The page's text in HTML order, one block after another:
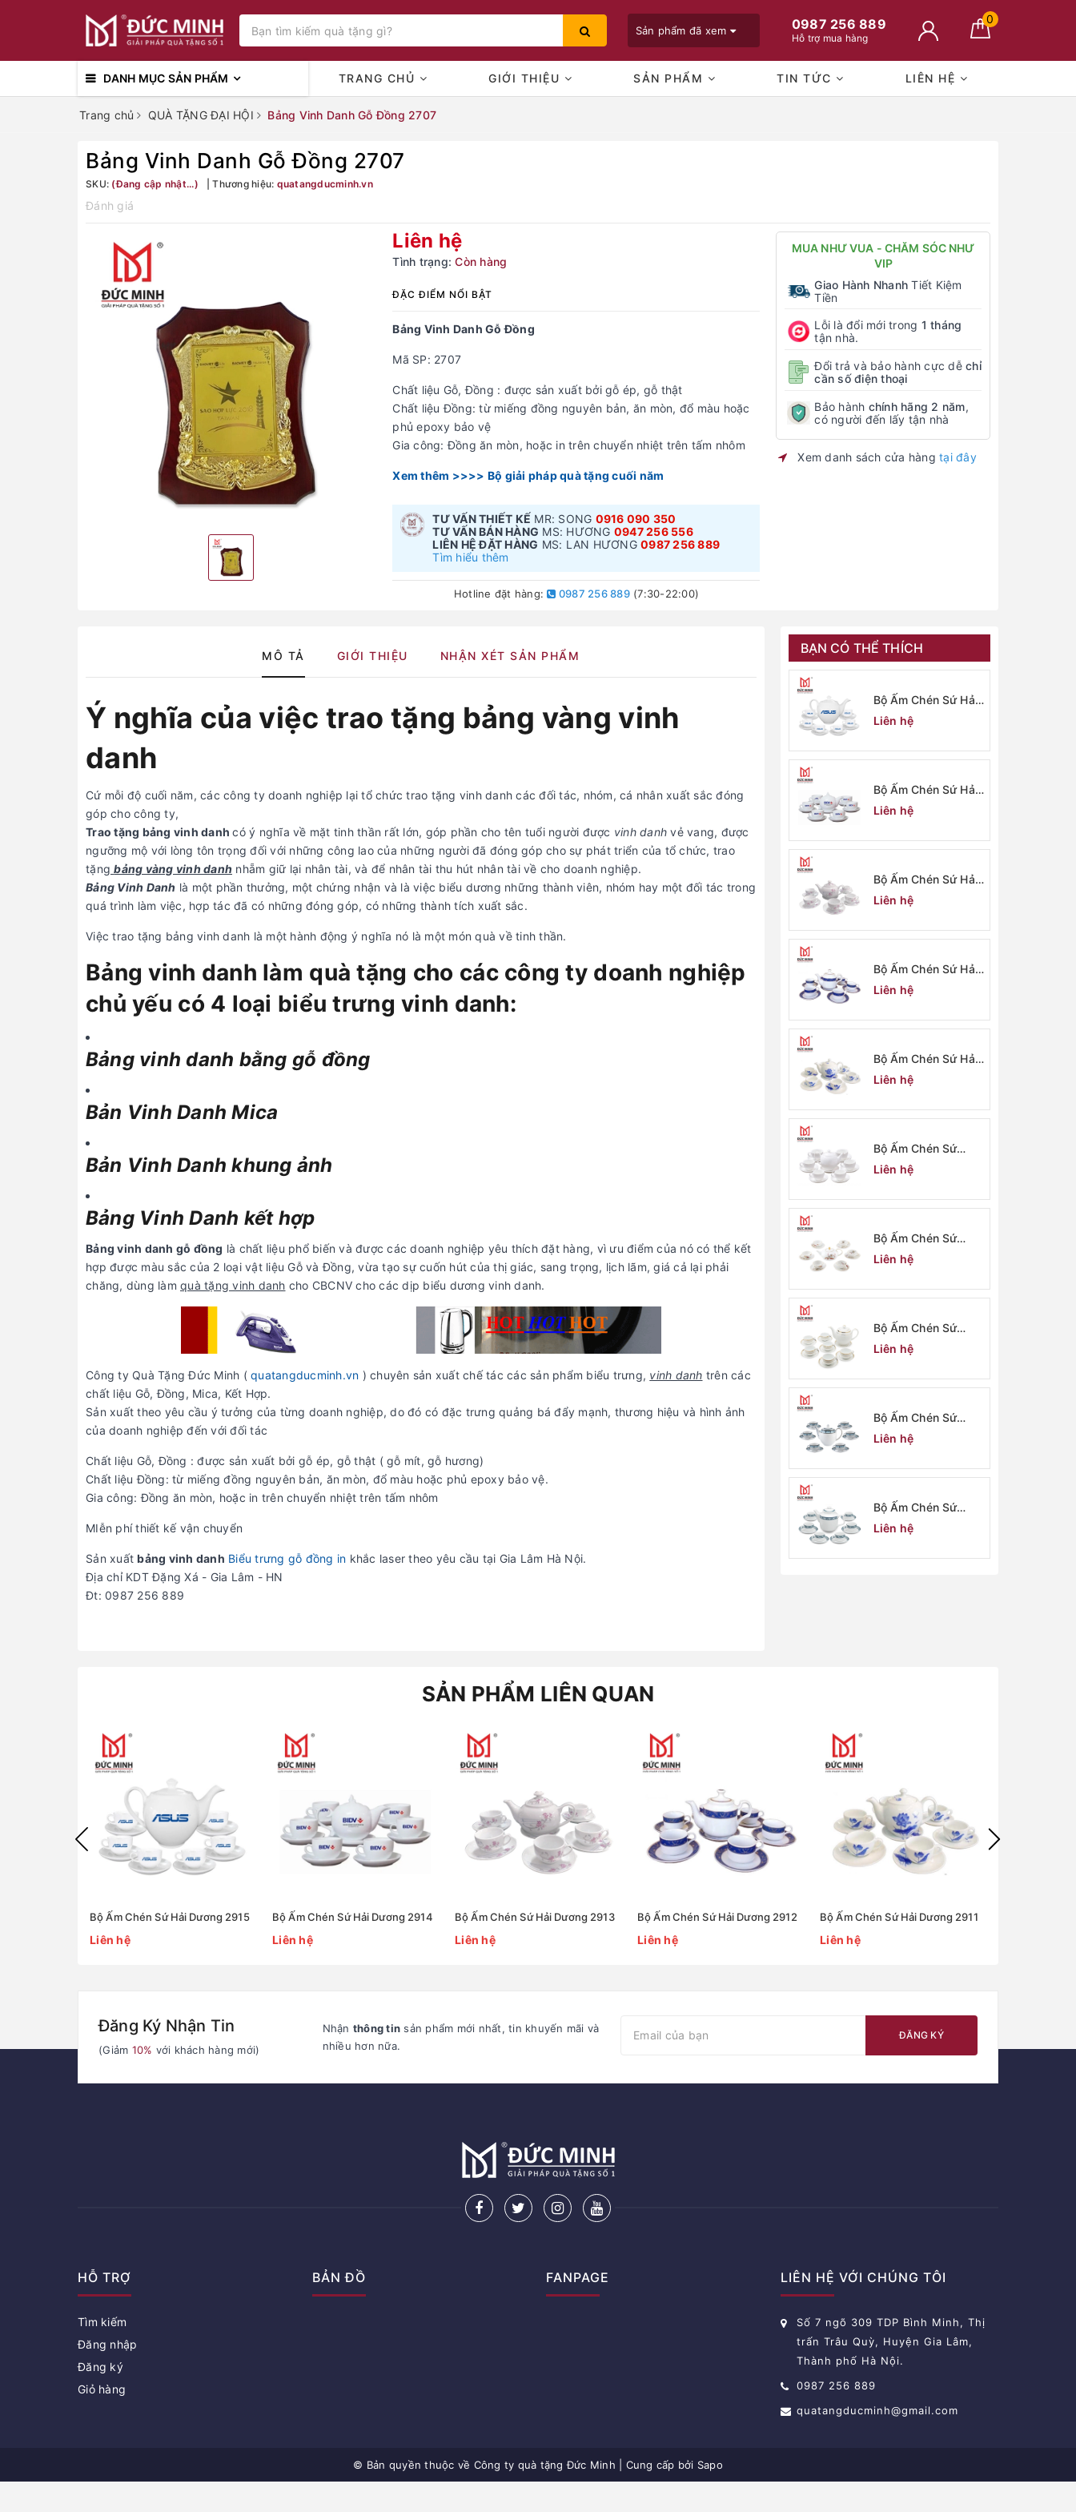
Sản phẩm đã xem 0987 256 889
Hỗ trợ mua hàng
0
DANH MỤC SẢN PHẨM TRANG CHỦ GIỚI THIỆU SẢN PHẨM TIN TỨC LIÊN HỆ
Trang chủ QUÀ TẶNG ĐẠI HỘI Bảng Vinh Danh Gỗ Đồng 2707
Bảng Vinh Danh Gỗ Đồng 2707
SKU: (Đang cập nhật...) Thương hiệu: quatangducminh.vn
Đánh giá
Liên hệ
Tình trạng: Còn hàng
ĐẶC ĐIỂM NỔI BẬT
Bảng Vinh Danh Gỗ Đồng
Mã SP: 2707
Chất liệu Gỗ, Đồng : được sản xuất bởi gỗ ép, gỗ thật
Chất liệu Đồng: từ miếng đồng nguyên bản, ăn mòn, đổ màu hoặc
phủ epoxy bảo vệ
Gia công: Đồng ăn mòn, hoặc in trên chuyển nhiệt trên tấm nhôm
Xem thêm >>>> Bộ giải pháp quà tặng cuối năm
TƯ VẤN THIẾT KẾ MR: SONG 0916 090 350
TƯ VẤN BÁN HÀNG MS: HƯƠNG 0947 256 556
LIÊN HỆ ĐẶT HÀNG MS: LAN HƯƠNG0987 256 889
Tìm hiểu thêm
Hotline đặt hàng: 0987 256 889(7:30-22:00)
MUA NHƯ VUA - CHĂM SÓC NHƯ
VIP
Giao Hành Nhanh Tiết Kiệm
Tiền
Lỗi là đổi mới trong 1 tháng
tận nhà.
Đổi trả và bảo hành cực dễchỉ
cần số điện thoại
Bảo hành chính hãng 2 năm,
có người đến lấy tận nhà
Xem danh sách cửa hàngtại đây
MÔ TẢ GIỚI THIỆU NHẬN XÉT SẢN PHẨM
Ý nghĩa của việc trao tặng bảng vàng vinh
danh
Cứ mỗi độ cuối năm, các công ty doanh nghiệp lại tổ chức trao tặng vinh danh các đối tác, nhóm, cá nhân xuất sắc đóng
góp cho công ty,
Trao tặng bảng vinh danhcó ý nghĩa về mặt tinh thần rất lớn, góp phần cho tên tuổi người được vinh danh vẻ vang, được
ngưỡng mộ với lòng tôn trọng đối với những công lao của những người đã đóng góp cho sự phát triển của tổ chức, trao
tặng bảng vàng vinh danh nhẵm giữ lại nhân tài, và để nhân tài thu hút nhân tài về cho doanh nghiệp.
Bảng Vinh Danh là một phần thưởng, một chứng nhận và là việc biểu dương những thành viên, nhóm hay một đối tác trong
quá trình làm việc, hợp tác đã có những đóng góp, có những thành tích xuất sắc.
Việc trao tặng bảng vinh danh là một hành động ý nghĩa nó là một món quà về tinh thần.
Bảng vinh danh làm quà tặng cho các công ty doanh nghiệp
chủ yếu có 4 loại biểu trưng vinh danh:
Bảng vinh danh bằng gỗ đồng
Bản Vinh Danh Mica
Bản Vinh Danh khung ảnh
Bảng Vinh Danh kết hợp
Bảng vinh danh gỗ đồng là chất liệu phổ biến và được các doanh nghiệp yêu thích đặt hàng, vì ưu điểm của nó có thể kết
hợp được màu sắc của 2 loại vật liệu Gỗ và Đồng, vừa tạo sự cuốn hút của thị giác, sang trọng, lịch lãm, giá cả lại phải
chăng, dùng làm quà tặng vinh danh cho CBCNV cho các dịp biểu dương vinh danh.
Công ty Quà Tặng Đức Minh ( quatangducminh.vn ) chuyên sản xuất chế tác các sản phẩm biểu trưng, vinh danh trên các
chất liệu Gỗ, Đồng, Mica, Kết Hợp.
Sản xuất theo yêu cầu ý tưởng của từng doanh nghiệp, do đó có đặc trưng quảng bá đẩy mạnh, thương hiệu và hình ảnh
của doanh nghiệp đến với đối tác
Chất liệu Gỗ, Đồng : được sản xuất bởi gỗ ép, gỗ thật ( gỗ mít, gỗ hương)
Chất liệu Đồng: từ miếng đồng nguyên bản, ăn mòn, đổ màu hoặc phủ epoxy bảo vệ.
Gia công: Đồng ăn mòn, hoặc in trên chuyển nhiệt trên tấm nhôm
MIễn phí thiết kế vận chuyển
Sản xuấtbảng vinh danh Biểu trưng gỗ đồng in khắc laser theo yêu cầu tại Gia Lâm Hà Nội.
Địa chỉ KDT Đặng Xá - Gia Lâm - HN
Đt: 0987 256 889
BẠN CÓ THỂ THÍCH
Bộ Ấm Chén Sứ Hải
Dương 2915
Liên hệ
Bộ Ấm Chén Sứ Hải
Dương 2914
Liên hệ
Bộ Ấm Chén Sứ Hải
Dương 2913
Liên hệ
Bộ Ấm Chén Sứ Hải
Dương 2912
Liên hệ
Bộ Ấm Chén Sứ Hải
Dương 2911
Liên hệ
Bộ Ấm Chén Sứ
Minh Long 2910
Liên hệ
Bộ Ấm Chén Sứ
Minh Long 2909
Liên hệ
Bộ Ấm Chén Sứ
Minh Long 2908
Liên hệ
Bộ Ấm Chén Sứ
Minh Long 2907
Liên hệ
Bộ Ấm Chén Sứ
Minh Long 2906
Liên hệ
SẢN PHẨM LIÊN QUAN
Bộ Ấm Chén Sứ Hải Dương 2915
Liên hệ
Bộ Ấm Chén Sứ Hải Dương 2914
Liên hệ
Bộ Ấm Chén Sứ Hải Dương 2913
Liên hệ
Bộ Ấm Chén Sứ Hải Dương 2912
Liên hệ
Bộ Ấm Chén Sứ Hải Dương 2911
Liên hệ
Đăng Ký Nhận Tin
(Giảm 10% với khách hàng mới)
Nhận thông tin sản phẩm mới nhất, tin khuyến mãi và
nhiều hơn nữa.
ĐĂNG KÝ
HỖ TRỢ
Tìm kiếm
Đăng nhập
Đăng ký
Giỏ hàng
BẢN ĐỒ FANPAGE LIÊN HỆ VỚI CHÚNG TÔI
Số 7 ngõ 309 TDP Bình Minh, Thị
trấn Trâu Quỳ, Huyện Gia Lâm,
Thành phố Hà Nội.
0987 256 889
quatangducminh@gmail.com
© Bản quyền thuộc về Công ty quà tặng Đức Minh Cung cấp bởi Sapo